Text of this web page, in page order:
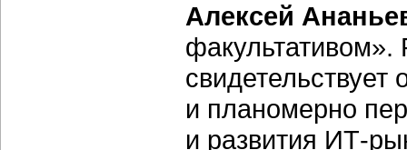
Алексей
факультативом».
свидетельствует
и планомерно
и развития ИТ-